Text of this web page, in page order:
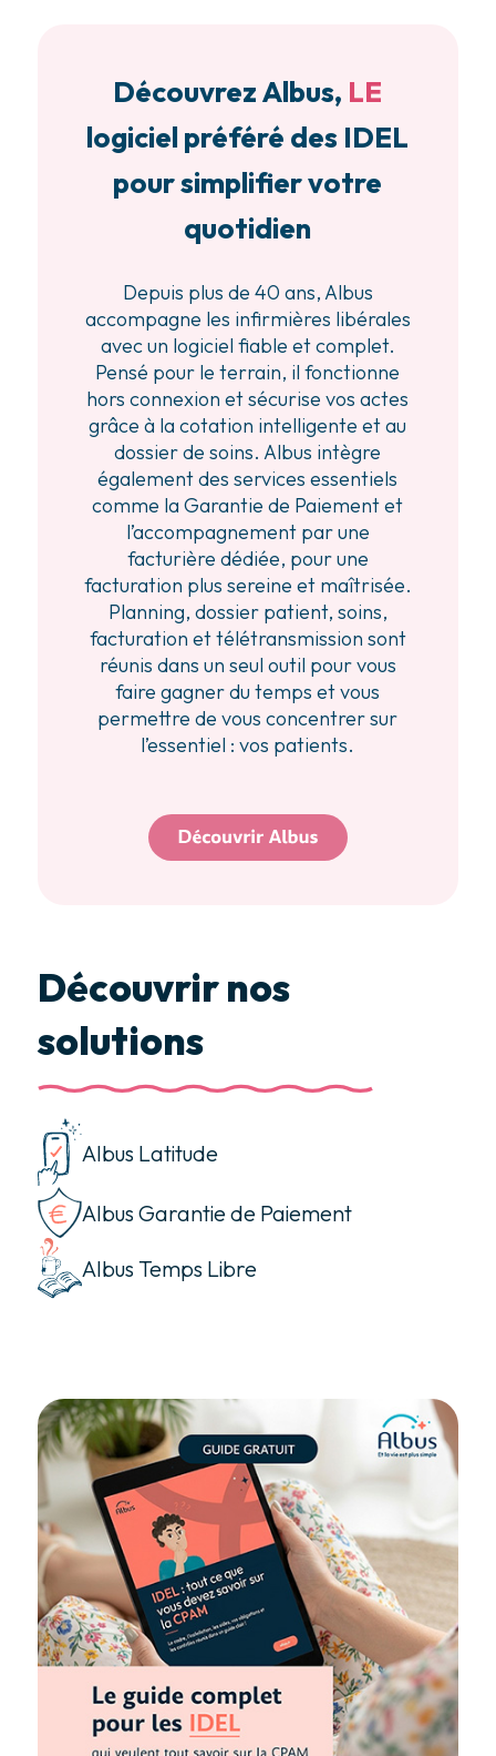
Découvrez Albus, LE
logiciel préféré des IDEL
pour simplifier votre
quotidien
Depuis plus de 40 ans, Albus
accompagne les infirmières libérales
avec un logiciel fiable et complet.
Pensé pour le terrain, il fonctionne
hors connexion et sécurise vos actes
grâce à la cotation intelligente et au
dossier de soins. Albus intègre
également des services essentiels
comme la Garantie de Paiement et
l’accompagnement par une
facturière dédiée, pour une
facturation plus sereine et maîtrisée.
Planning, dossier patient, soins,
facturation et télétransmission sont
réunis dans un seul outil pour vous
faire gagner du temps et vous
permettre de vous concentrer sur
l’essentiel : vos patients.
Découvrir nos
solutions
Albus Latitude
Albus Garantie de Paiement
Albus Temps Libre